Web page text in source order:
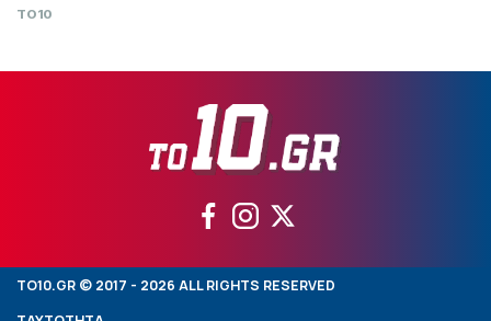
TO10
TO10.GR © 2017 - 2026 ALL RIGHTS RESERVED